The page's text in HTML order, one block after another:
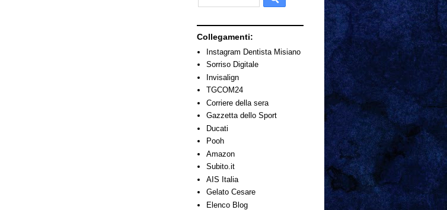
Collegamenti:
Instagram Dentista Misiano
Sorriso Digitale
Invisalign
TGCOM24
Corriere della sera
Gazzetta dello Sport
Ducati
Pooh
Amazon
Subito.it
AIS Italia
Gelato Cesare
Elenco Blog